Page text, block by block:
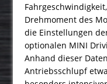
Drehmoment des
die Einstellungen
optionalen MINI
Anhand dieser
Antriebsschlupf